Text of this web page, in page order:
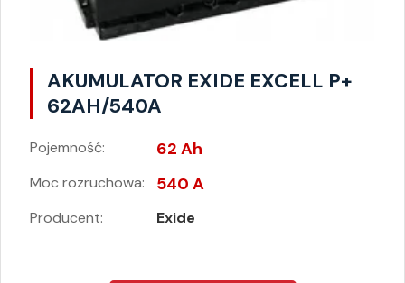
AKUMULATOR EXIDE EXCELL P+
62AH/540A
Pojemność: 62 Ah
Moc rozruchowa: 540 A
Producent: Exide